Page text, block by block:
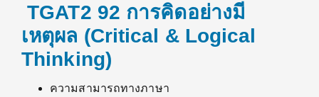
TGAT2 92 การคิดอย่างมี
เหตุผล (Critical & Logical
Thinking)
ความสามารถทางภาษา